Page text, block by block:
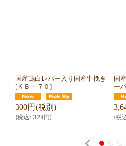
国産鶏白レバー入り国産牛挽き
[ ＫＢ－７０ ]
300円 (税別)
(税込 : 324円)
国
ー
(税